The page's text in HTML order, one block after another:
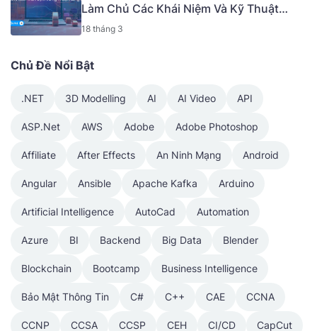
Làm Chủ Các Khái Niệm Và Kỹ Thuật
Nâng Cao [Mã - 6919 A]
18 tháng 3
Chủ Đề Nổi Bật
.NET 3D Modelling AI AI Video API
ASP.Net AWS Adobe Adobe Photoshop
Affiliate After Effects An Ninh Mạng Android
Angular Ansible Apache Kafka Arduino
Artificial Intelligence AutoCad Automation
Azure BI Backend Big Data Blender
Blockchain Bootcamp Business Intelligence
Bảo Mật Thông Tin C# C++ CAE CCNA
CCNP CCSA CCSP CEH CI/CD CapCut